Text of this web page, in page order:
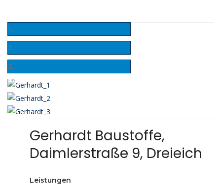
Gerhardt Baustoffe,
Daimlerstraße 9, Dreieich
Leistungen